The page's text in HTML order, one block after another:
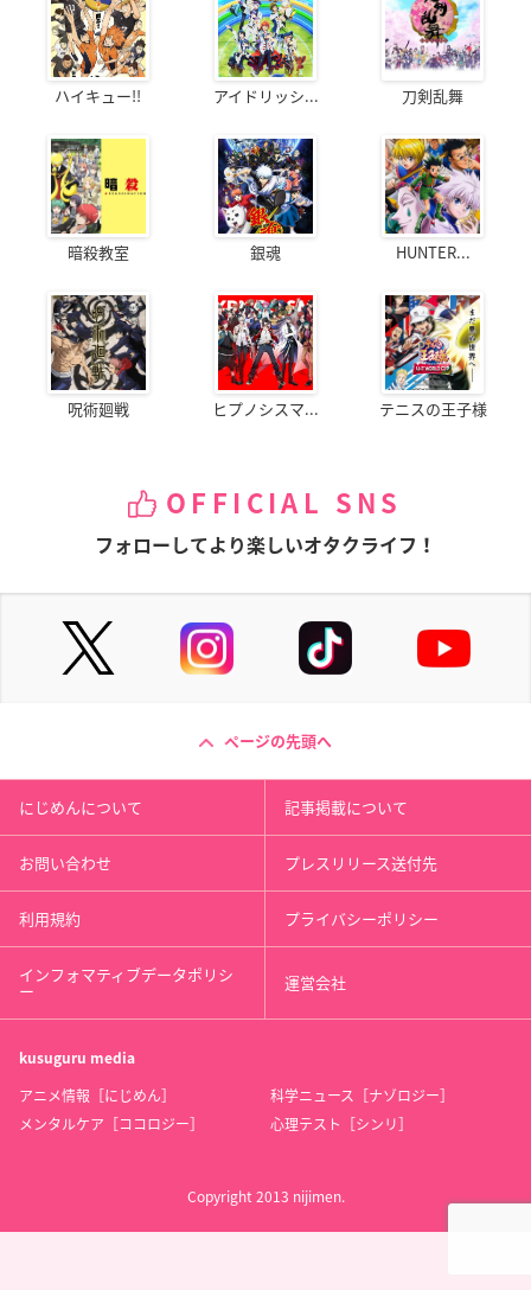
ハイキュー!! アイドリッシ... 刀剣乱舞
暗殺教室 銀魂 HUNTER...
呪術廻戦 ヒプノシスマ... テニスの王子様
OFFICIAL SNS
フォローしてより楽しいオタクライフ！
ページの先頭へ
にじめんについて 記事掲載について
お問い合わせ プレスリリース送付先
利用規約 プライバシーポリシー
インフォマティブデータポリシ
ー 運営会社
kusuguru media
アニメ情報［にじめん］
科学ニュース［ナゾロジー］
メンタルケア［ココロジー］
心理テスト［シンリ］
Copyright 2013 nijimen.